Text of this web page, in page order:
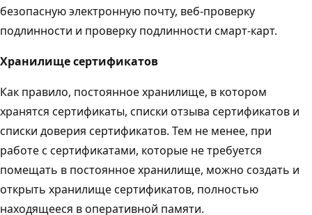
безопасную электронную почту, веб-проверку
подлинности и проверку подлинности смарт-карт.
Хранилище сертификатов
Как правило, постоянное хранилище, в котором
хранятся сертификаты, списки отзыва сертификатов и
списки доверия сертификатов. Тем не менее, при
работе с сертификатами, которые не требуется
помещать в постоянное хранилище, можно создать и
открыть хранилище сертификатов, полностью
находящееся в оперативной памяти.